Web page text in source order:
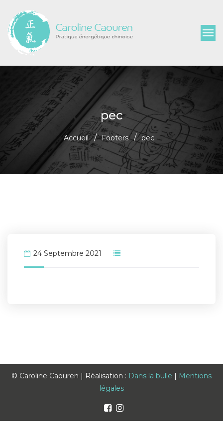
pec
Accueil Footers pec
24 Septembre 2021
© Caroline Caouren | Réalisation : Dans la bulle | Mentions
légales